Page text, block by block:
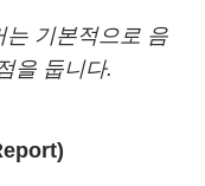
는 기본적으로 음
을 둡니다.